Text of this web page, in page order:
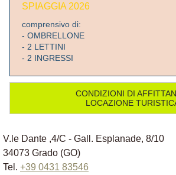
SPIAGGIA 2026
comprensivo di:
- OMBRELLONE
- 2 LETTINI
- 2 INGRESSI
CONDIZIONI DI
LOCAZIONE
V.le Dante ,4/C - Gall. Esplanade, 8/10
34073 Grado (GO)
Tel. +39 0431 83546